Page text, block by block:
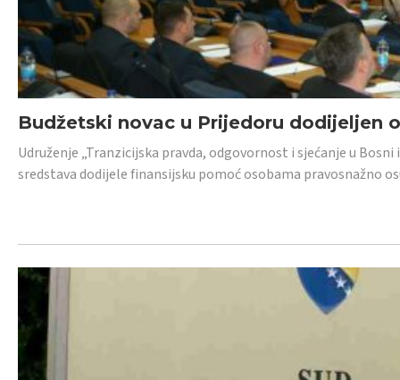
Budžetski novac u Prijedoru dodijeljen
Udruženje „Tranzicijska pravda, odgovornost i sjećanje u
sredstava dodijele finansijsku pomoć osobama pravosnažno